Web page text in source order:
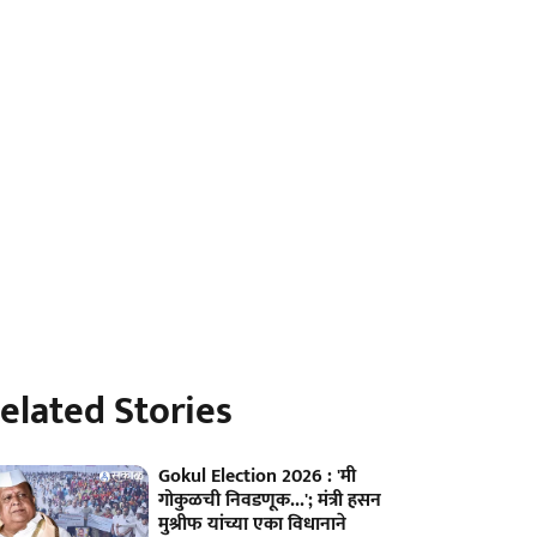
Stories
Gokul Election 2026 : 'मी
गोकुळची निवडणूक...'; मंत्री हसन
मुश्रीफ यांच्या एका विधानाने